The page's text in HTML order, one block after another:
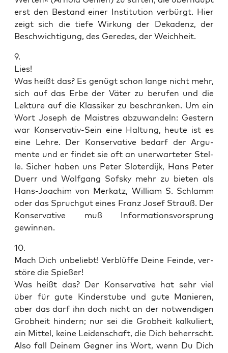
erst den Bestand einer Insti­tu­ti­on ver­bürgt. Hier
zeigt sich die tie­fe Wir­kung der Deka­denz, der
Beschwich­ti­gung, des Gere­des, der Weichheit.
9.
Lies!
Was heißt das? Es genügt schon lan­ge nicht mehr,
sich auf das Erbe der Väter zu beru­fen und die
Lek­tü­re auf die Klas­si­ker zu beschrän­ken. Um ein
Wort Joseph de Mai­s­tres abzu­wan­deln: Ges­tern
war Kon­ser­va­tiv-Sein eine Hal­tung, heu­te ist es
eine Leh­re. Der Kon­ser­va­ti­ve bedarf der Argu­
men­te und er fin­det sie oft an uner­war­te­ter Stel­
le. Sicher haben uns Peter Slo­ter­di­jk, Hans Peter
Duerr und Wolf­gang Sof­sky mehr zu bie­ten als
Hans-Joa­chim von Mer­katz, Wil­liam S. Schlamm
oder das Spruch­gut eines Franz Josef Strauß. Der
Kon­ser­va­ti­ve muß Infor­ma­ti­ons­vor­sprung
gewinnen.
10.
Mach Dich unbe­liebt! Ver­blüf­fe Dei­ne Fein­de, ver­
stö­re die Spießer!
Was heißt das? Der Kon­ser­va­ti­ve hat sehr viel
über für gute Kin­der­stu­be und gute Manie­ren,
aber das darf ihn doch nicht an der not­wen­di­gen
Grob­heit hin­dern; nur sei die Grob­heit kal­ku­liert,
ein Mit­tel, kei­ne Lei­den­schaft, die Dich beherrscht.
Also fall Dei­nem Geg­ner ins Wort, wenn Du Dich